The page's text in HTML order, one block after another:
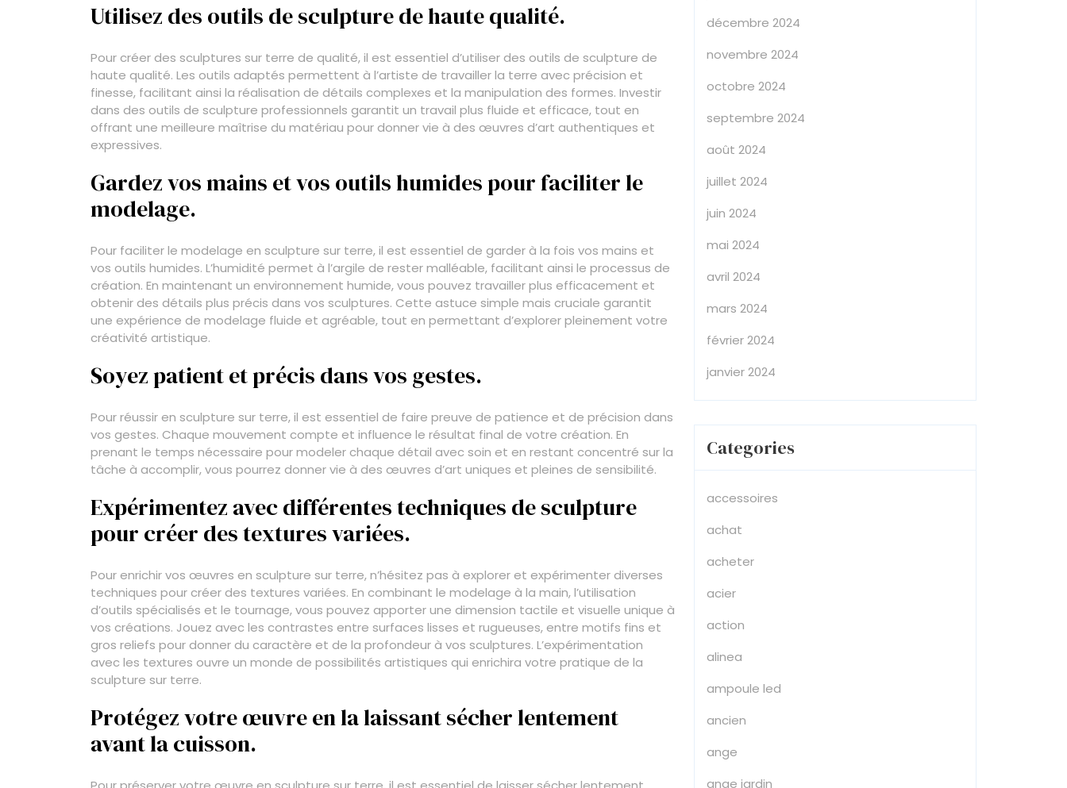
Utilisez des outils de sculpture de haute qualité.
Pour créer des sculptures sur terre de qualité, il est essentiel d’utiliser des outils de sculpture de
haute qualité. Les outils adaptés permettent à l’artiste de travailler la terre avec précision et
finesse, facilitant ainsi la réalisation de détails complexes et la manipulation des formes. Investir
dans des outils de sculpture professionnels garantit un travail plus fluide et efficace, tout en
offrant une meilleure maîtrise du matériau pour donner vie à des œuvres d’art authentiques et
expressives.
Gardez vos mains et vos outils humides pour faciliter le
modelage.
Pour faciliter le modelage en sculpture sur terre, il est essentiel de garder à la fois vos mains et
vos outils humides. L’humidité permet à l’argile de rester malléable, facilitant ainsi le processus de
création. En maintenant un environnement humide, vous pouvez travailler plus efficacement et
obtenir des détails plus précis dans vos sculptures. Cette astuce simple mais cruciale garantit
une expérience de modelage fluide et agréable, tout en permettant d’explorer pleinement votre
créativité artistique.
Soyez patient et précis dans vos gestes.
Pour réussir en sculpture sur terre, il est essentiel de faire preuve de patience et de précision dans
vos gestes. Chaque mouvement compte et influence le résultat final de votre création. En
prenant le temps nécessaire pour modeler chaque détail avec soin et en restant concentré sur la
tâche à accomplir, vous pourrez donner vie à des œuvres d’art uniques et pleines de sensibilité.
Expérimentez avec différentes techniques de sculpture
pour créer des textures variées.
Pour enrichir vos œuvres en sculpture sur terre, n’hésitez pas à explorer et expérimenter diverses
techniques pour créer des textures variées. En combinant le modelage à la main, l’utilisation
d’outils spécialisés et le tournage, vous pouvez apporter une dimension tactile et visuelle unique à
vos créations. Jouez avec les contrastes entre surfaces lisses et rugueuses, entre motifs fins et
gros reliefs pour donner du caractère et de la profondeur à vos sculptures. L’expérimentation
avec les textures ouvre un monde de possibilités artistiques qui enrichira votre pratique de la
sculpture sur terre.
Protégez votre œuvre en la laissant sécher lentement
avant la cuisson.
décembre 2024
novembre 2024
octobre 2024
septembre 2024
août 2024
juillet 2024
juin 2024
mai 2024
avril 2024
mars 2024
février 2024
janvier 2024
Categories
accessoires
achat
acheter
acier
action
alinea
ampoule led
ancien
ange
ange jardin